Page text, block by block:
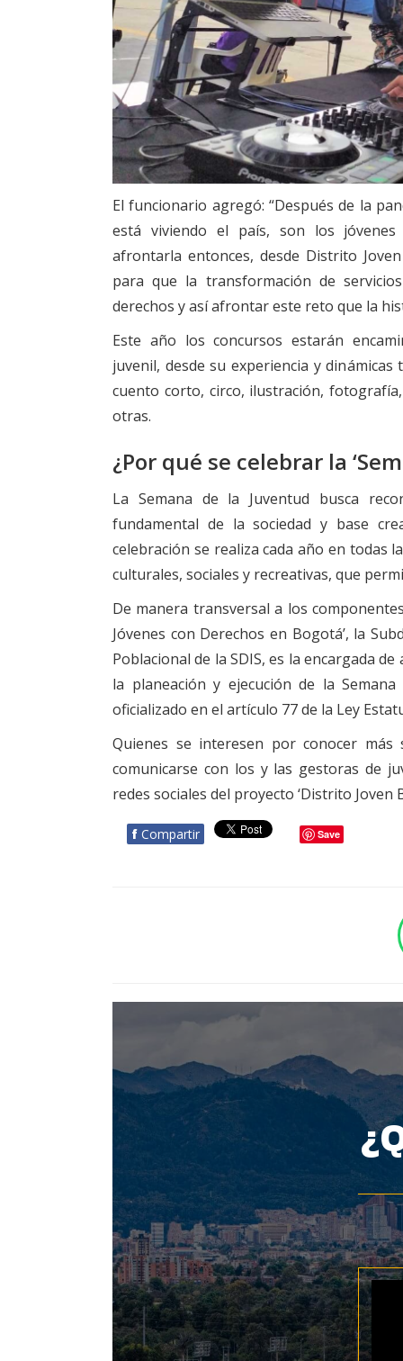
El funcionario agregó: “Después de la
está viviendo el país, son los
afrontarla entonces, desde Distrito
para que la transformación de
derechos y así afrontar este reto que la
Este año los concursos estarán
juvenil, desde su experiencia y
cuento corto, circo, ilustración,
otras.
¿Por qué se celebrar la
La Semana de la Juventud busca
fundamental de la sociedad y base
celebración se realiza cada año en todas
culturales, sociales y recreativas, que
De manera transversal a los
Jóvenes con Derechos en Bogotá’, la
Poblacional de la SDIS, es la encargada
la planeación y ejecución de la
oficializado en el artículo 77 de la Ley
Quienes se interesen por conocer
comunicarse con los y las gestoras de
redes sociales del proyecto ‘Distrito Joven
f Compartir Save